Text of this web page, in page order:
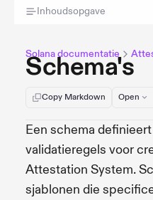
Inhoudsopgave
Solana documentatie
Schema's
Copy Markdown Open
Een schema
validatieregels voor
Attestation System.
sjablonen die